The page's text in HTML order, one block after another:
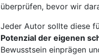
überprüfen, bevor wir
Jeder Autor sollte diese
Potenzial der eigenen
Bewusstsein einprägen